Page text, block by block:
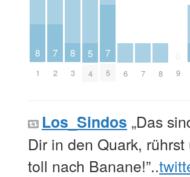
8
1
7
2
8
3
5
4
7
5 6 7 8 9
Los_Sindos „Das
Dir in den Quark,
toll nach Banane!”..